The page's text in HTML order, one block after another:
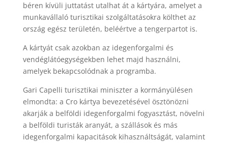
béren kívüli juttatást utalhat át a kártyára, amelyet a
munkavállaló turisztikai szolgáltatásokra költhet az
ország egész területén, beléértve a tengerpartot is.
A kártyát csak azokban az idegenforgalmi és
vendéglátóegységekben lehet majd használni,
amelyek bekapcsolódnak a programba.
Gari Capelli turisztikai miniszter a kormányülésen
elmondta: a Cro kártya bevezetésével ösztönözni
akarják a belföldi idegenforgalmi fogyasztást, növelni
a belföldi turisták aranyát, a szállások és más
idegenforgalmi kapacitások kihasználtságát, valamint